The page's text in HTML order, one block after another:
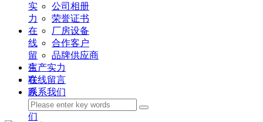
实
力
在
线
留
言
联
系
我
们
公司相册
荣誉证书
厂房设备
合作客户
品牌供应商
生产实力
在线留言
联系我们